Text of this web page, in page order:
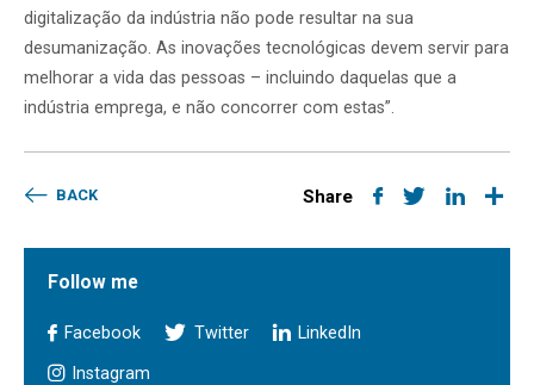
digitalização da indústria não pode resultar na sua
desumanização. As inovações tecnológicas devem servir para
melhorar a vida das pessoas – incluindo daquelas que a
indústria emprega, e não concorrer com estas”.
BACK Share
Follow me
Facebook Twitter LinkedIn
Instagram